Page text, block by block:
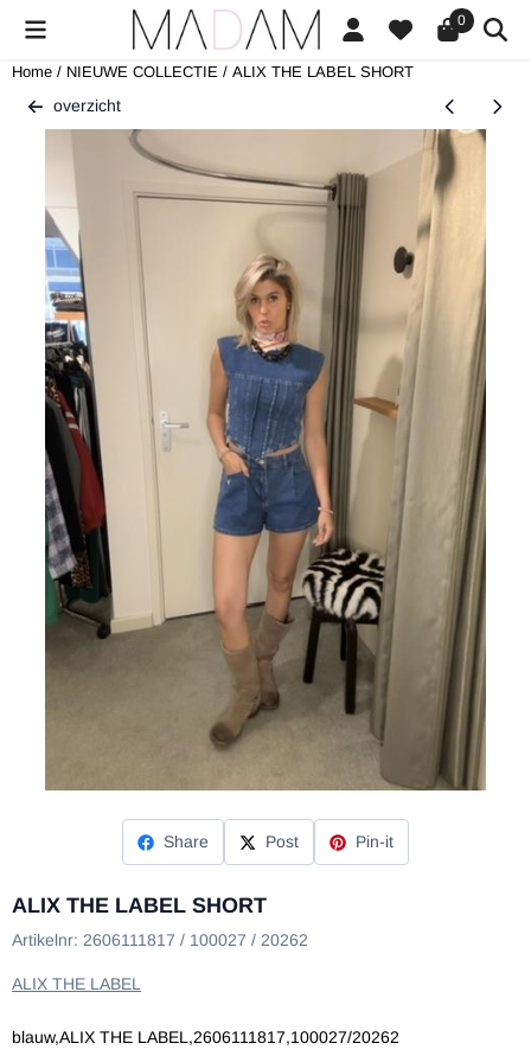
Cookievoorkeuren zijn beschikbaar. Kies instellingen of sta alle
0
Home / NIEUWE COLLECTIE / ALIX THE LABEL SHORT
overzicht
Share Post Pin-it
ALIX THE LABEL SHORT
Artikelnr: 2606111817 / 100027 / 20262
ALIX THE LABEL
blauw,ALIX THE LABEL,2606111817,100027/20262